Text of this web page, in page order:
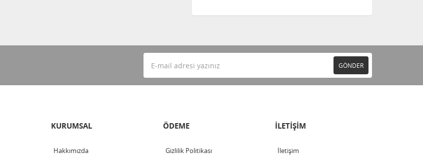
GÖNDER
KURUMSAL
Hakkımızda
ÖDEME
Gizlilik Politikası
İLETİŞİM
İletişim